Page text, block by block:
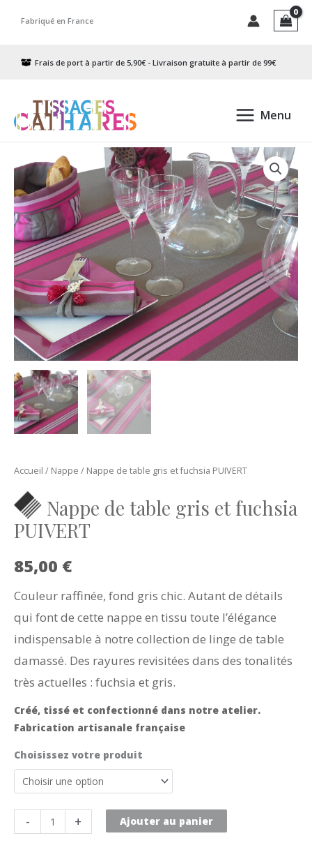
Fabriqué en France
Frais de port à partir de 5,90€ - Livraison gratuite à partir de 99€
Menu
Accueil / Nappe / Nappe de table gris et fuchsia PUIVERT
Nappe de table gris et fuchsia
PUIVERT
85,00 €
Couleur raffinée, fond gris chic. Autant de détails
qui font de cette nappe en tissu toute l’élégance
indispensable à notre collection de linge de table
damassé. Des rayures revisitées dans des tonalités
très actuelles : fuchsia et gris.
Créé, tissé et confectionné dans notre atelier.
Fabrication artisanale française
Choisissez votre produit
-
de
+ Ajouter au panier